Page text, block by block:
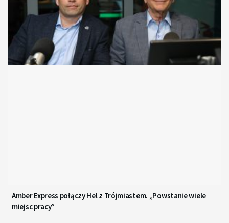
Amber Express połączy Hel z Trójmiastem. „Powstanie wiele
miejsc pracy”